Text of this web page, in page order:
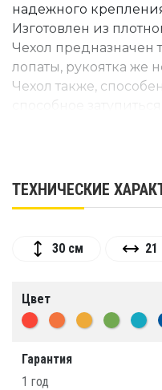
надежного
Изготовлен из
Чехол предназначен
лопаты, рукоятка же
Чехол также,
способное
случайного
общественном и
ТЕХНИЧЕСКИЕ
30 см 21
Цвет
Гарантия
1 год